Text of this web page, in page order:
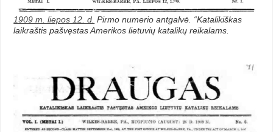
1909 m. liepos 12. d. Pirmo numerio antgalvė. “Katalikiškas
laikraštis pašvęstas Amerikos lietuvių katalikų reikalams.